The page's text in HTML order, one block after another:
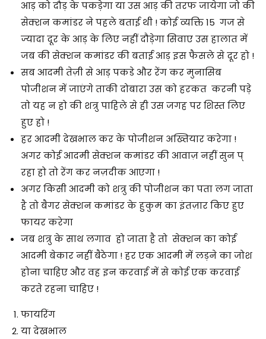
आड़ को दौड़ के पकड़ेगा या उस आड़ की तरफ जायेगा जो की
सेक्शन कमांडर ने पहले बताई थी ! कोई व्यक्ति 15 गज से
ज्यादा दूर के आड़ के लिए नहीं दौड़ेगा सिवाए उस हालात में
जब की सेक्शन कमांडर की बताई आड़ इस फैसले से दूर हो !
सब आदमी तेज़ी से आड़ पकडे और रेंग कर मुनासिब
पोजीशन में जाएंगे ताकी दोबारा उस को हरकत करनी पड़े
तो यह न हो की शत्रु पाहिले से ही उस जगह पर शिस्त लिए
हुए हो !
हर आदमी देखभाल कर के पोजीशन अख्तियार करेगा !
अगर कोई आदमी सेक्शन कमांडर की आवाज़ नहीं सुन प्
रहा हो तो रेंग कर नज़दीक आएगा !
अगर किसी आदमी को शत्रु की पोजीशन का पता लग जाता
है तो बैगर सेक्शन कमांडर के हुकुम का इंतज़ार किए हुए
फायर करेगा
जब शत्रु के साथ लगाव हो जाता है तो सेक्शन का कोई
आदमी बेकार नहीं बैठेगा ! हर एक आदमी में लड़ने का जोश
होना चाहिए और वह इन करवाई में से कोई एक करवाई
करते रहना चाहिए !
फायरिंग
या देखभाल